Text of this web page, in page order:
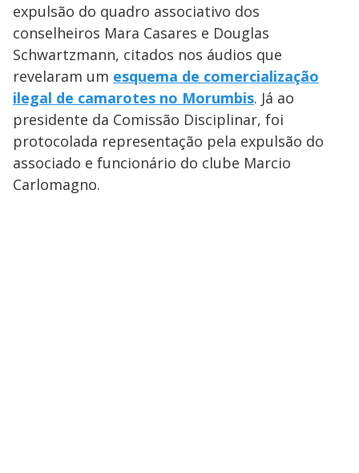
expulsão do quadro associativo dos
conselheiros Mara Casares e Douglas
Schwartzmann, citados nos áudios que
revelaram um esquema de comercialização
ilegal de camarotes no Morumbis. Já ao
presidente da Comissão Disciplinar, foi
protocolada representação pela expulsão do
associado e funcionário do clube Marcio
Carlomagno.